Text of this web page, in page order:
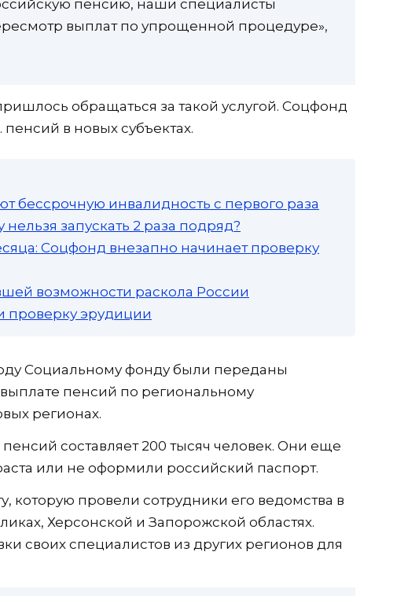
пенсию, наши специалисты
выплат по упрощенной процедуре»,
обращаться за такой услугой. Соцфонд
пенсий в новых субъектах.
бессрочную инвалидность с первого раза
запускать 2 раза подряд?
Соцфонд внезапно начинает проверку
возможности раскола России
и проверку эрудиции
Социальному фонду были переданы
пенсий по региональному
регионах.
составляет 200 тысяч человек. Они еще
или не оформили российский паспорт.
которую провели сотрудники его ведомства в
Херсонской и Запорожской областях.
своих специалистов из других регионов для